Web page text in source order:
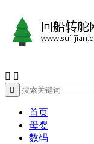
 

首页
母婴
数码